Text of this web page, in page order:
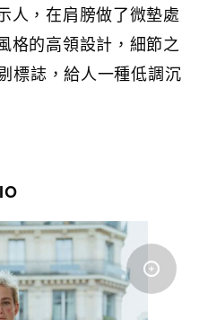
人，在肩膀做了微墊處
格的高領設計，細節之
標誌，給人一種低調沉